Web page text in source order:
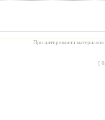
При цитировании материалов
[